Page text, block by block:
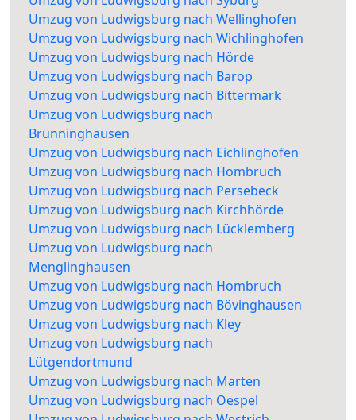
Umzug von Ludwigsburg nach Wellinghofen
Umzug von Ludwigsburg nach Wichlinghofen
Umzug von Ludwigsburg nach Hörde
Umzug von Ludwigsburg nach Barop
Umzug von Ludwigsburg nach Bittermark
Umzug von Ludwigsburg nach
Brünninghausen
Umzug von Ludwigsburg nach Eichlinghofen
Umzug von Ludwigsburg nach Hombruch
Umzug von Ludwigsburg nach Persebeck
Umzug von Ludwigsburg nach Kirchhörde
Umzug von Ludwigsburg nach Lücklemberg
Umzug von Ludwigsburg nach
Menglinghausen
Umzug von Ludwigsburg nach Hombruch
Umzug von Ludwigsburg nach Bövinghausen
Umzug von Ludwigsburg nach Kley
Umzug von Ludwigsburg nach
Lütgendortmund
Umzug von Ludwigsburg nach Marten
Umzug von Ludwigsburg nach Oespel